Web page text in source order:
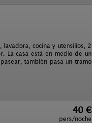
cocina y utensilios, 2
La casa está en medio de un
también pasa un tramo
40 €
pers/noche